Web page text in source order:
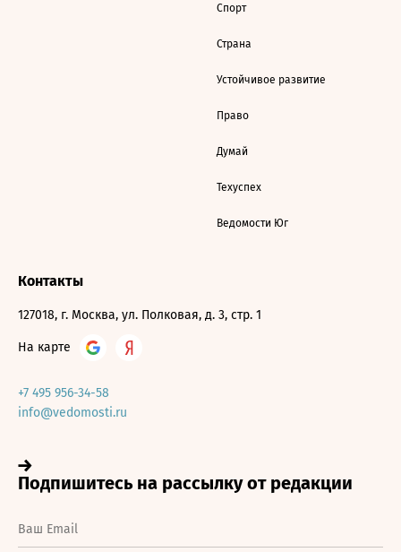
Спорт
Страна
Устойчивое развитие
Право
Думай
Техуспех
Ведомости Юг
Контакты
127018, г. Москва, ул. Полковая, д. 3, стр. 1
На карте
+7 495 956-34-58
info@vedomosti.ru